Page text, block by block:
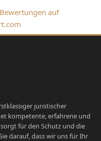
auf
juristischer
kompetente, erfahrene und
für den Schutz und die
darauf, dass wir uns für Ihr